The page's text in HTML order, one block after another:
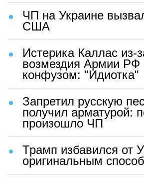
ЧП на Украине
США
Истерика Каллас из-
возмездия Армии РФ
конфузом: "Идиотка"
Запретил русскую
получил арматурой:
произошло ЧП
Трамп избавился от
оригинальным